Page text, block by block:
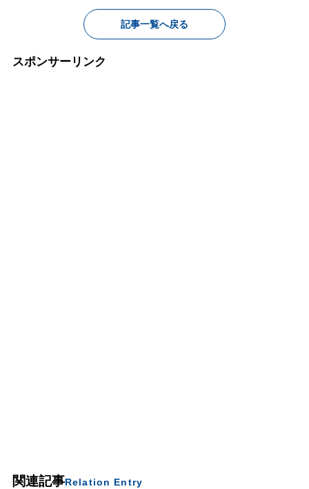
記事一覧へ戻る
スポンサーリンク
関連記事Relation Entry